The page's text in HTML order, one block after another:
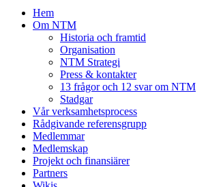
Hem
Om NTM
Historia och framtid
Organisation
NTM Strategi
Press & kontakter
13 frågor och 12 svar om NTM
Stadgar
Vår verksamhetsprocess
Rådgivande referensgrupp
Medlemmar
Medlemskap
Projekt och finansiärer
Partners